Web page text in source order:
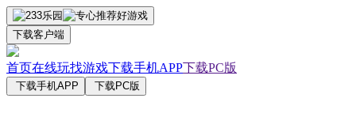
下载客户端
首页在线玩找游戏下载手机APP下载PC版
下载手机APP 下载PC版